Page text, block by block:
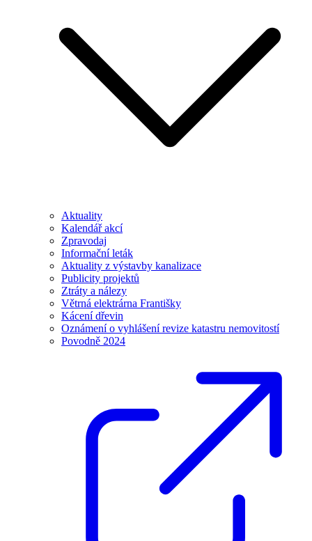
Aktuality
Kalendář akcí
Zpravodaj
Informační leták
Aktuality z výstavby kanalizace
Publicity projektů
Ztráty a nálezy
Větrná elektrárna Františky
Kácení dřevin
Oznámení o vyhlášení revize katastru nemovitostí
Povodně 2024